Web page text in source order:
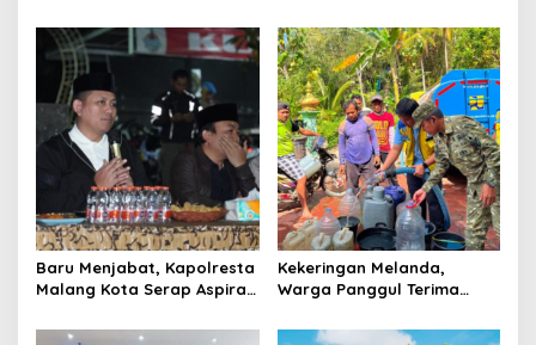
BAZNAS Jatim
Model Nasional
Baru Menjabat, Kapolresta
Malang Kota Serap Aspirasi
Kamtibmas
Kekeringan Melanda,
Warga Panggul Terima